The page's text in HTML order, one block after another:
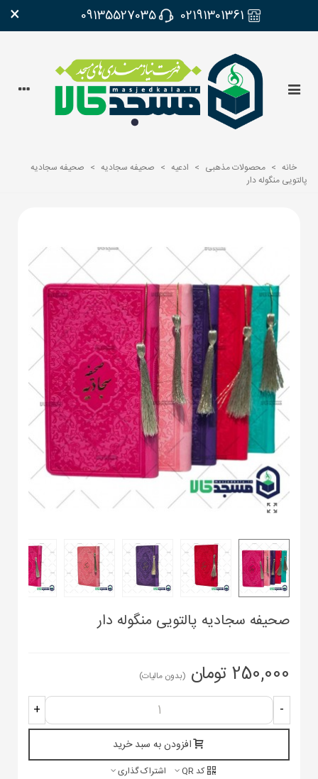
02191301361
09135527035
×
خانه > محصولات مذهبی > ادعیه > صحیفه سجادیه > صحیفه سجادیه
پالتویی منگوله دار
صحیفه سجادیه پالتویی منگوله دار
250,000 تومان (بدون مالیات)
-
+
افزودن به سبد خرید
کد QR اشتراک گذاری